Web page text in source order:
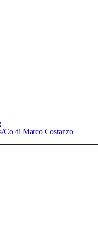
Co di Marco Costanzo